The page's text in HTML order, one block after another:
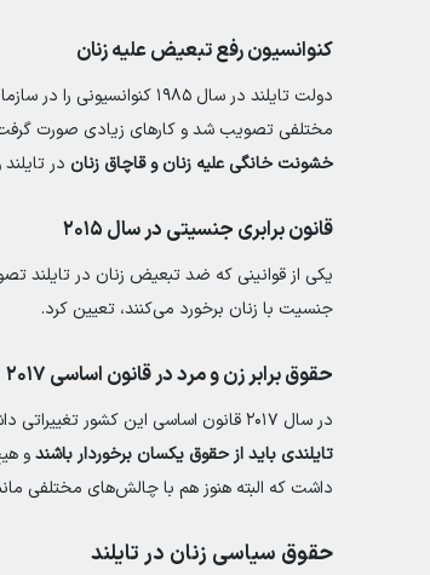
کنوانسیون رفع تبعیض علیه زنان
دولت تایلند در سال ۱۹۸۵ کنوانسیونی را در سازمان ملل متحد امضا کرد که در آن به
مختلفی تصویب شد و کارهای زیادی صورت گرفت
خشونت خانگی علیه زنان و قاچاق زنان در
قانون برابری جنسیتی در سال ۲۰۱۵
یکی از قوانینی که ضد تبعیض زنان در تایلند
جنسیت با زنان برخورد می‌کنند، تعیین کرد.
حقوق برابر زن و مرد در قانون اساسی ۲۰۱۷
در سال ۲۰۱۷ قانون اساسی این کشور تغییراتی داشت که یکی از بندهای آن،
تایلندی باید از حقوق یکسان برخوردار باشندو
داشت که البته هنوز هم با چالش‌های مختلفی
حقوق سیاسی زنان در تایلند